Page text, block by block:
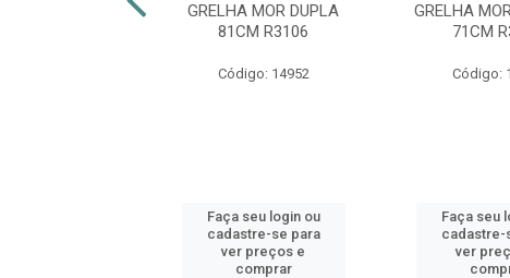
GRELHA MOR DUPLA
81CM R3106
Código: 14952
Faça seu login ou
cadastre-se para
ver preços e
comprar
GRELHA
71CM
Código:
Faça seu
cadastre-
ver